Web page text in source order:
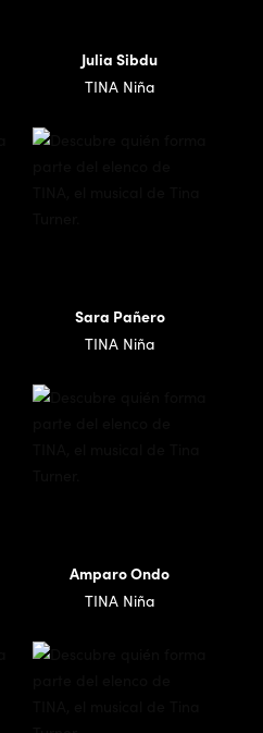
Julia Sibdu
TINA Niña
Sara Pañero
TINA Niña
Amparo Ondo
TINA Niña